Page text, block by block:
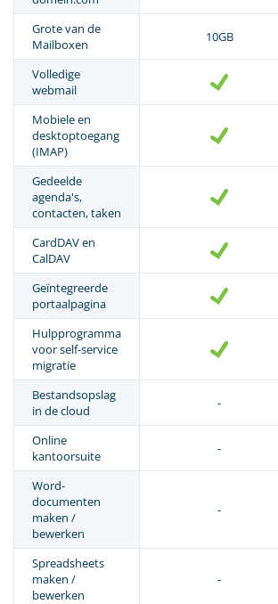
Grote van de
Mailboxen
10GB
Volledige
webmail
Mobiele en
desktoptoegang
(IMAP)
Gedeelde
agenda's,
contacten, taken
CardDAV en
CalDAV
Geïntegreerde
portaalpagina
Hulpprogramma
voor self-service
migratie
Bestandsopslag
in de cloud
-
Online
kantoorsuite
-
Word-
documenten
maken /
bewerken
-
Spreadsheets
maken /
bewerken
-